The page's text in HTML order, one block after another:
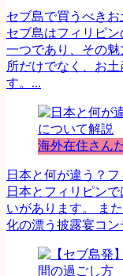
セブ島で買うべきお
セブ島はフィリピ
一つであり、その
所だけでなく、お
す。...
海外在住さん
日本と何が違う？
日本とフィリピン
いがあります。 ま
化の漂う披露宴コ